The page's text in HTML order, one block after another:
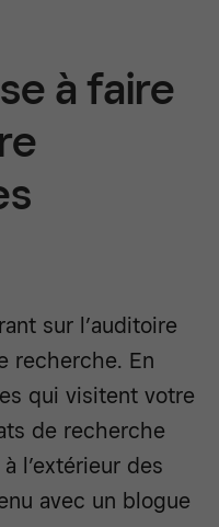
à faire
sur l’auditoire
recherche. En
qui visitent votre
de recherche
l’extérieur des
avec un blogue